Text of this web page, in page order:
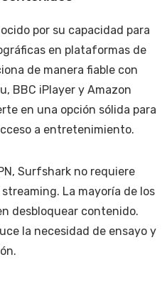
por su capacidad para
en plataformas de
de manera fiable con
BBC iPlayer y Amazon
en una opción sólida para
a entretenimiento.
Surfshark no requiere
La mayoría de los
desbloquear contenido.
la necesidad de ensayo y